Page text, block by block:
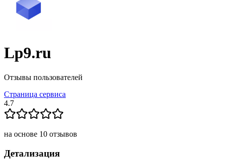
Lp9.ru
Отзывы пользователей
Страница сервиса
4.7
на основе 10 отзывов
Детализация